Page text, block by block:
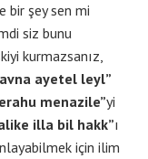
bir şey sen mi
siz bunu
kurmazsanız,
ayetel leyl”
menazile”yi
illa bil hakk”ı
için ilim